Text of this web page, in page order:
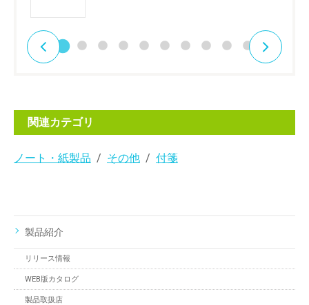
関連カテゴリ
ノート・紙製品 その他 付箋
製品紹介
リリース情報
WEB版カタログ
製品取扱店